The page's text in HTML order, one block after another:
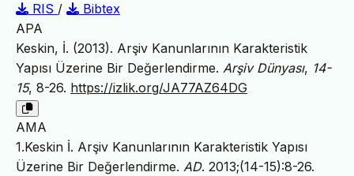
RIS /
Bibtex
APA
Keskin, İ. (2013). Arşiv Kanunlarının Karakteristik
Yapısı Üzerine Bir Değerlendirme. Arşiv Dünyası, 14-
15, 8-26. https://izlik.org/JA77AZ64DG
AMA
1.Keskin İ. Arşiv Kanunlarının Karakteristik Yapısı
Üzerine Bir Değerlendirme. AD. 2013;(14-15):8-26.